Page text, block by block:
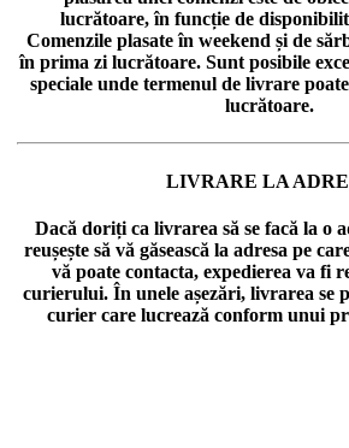
lucrătoare, în funcție de
Comenzile plasate în weekend și de
în prima zi lucrătoare. Sunt posibile
speciale unde termenul de livrare
lucrătoare.
LIVRARE LA
Dacă doriți ca livrarea să se facă la o
reușește să vă găsească la adresa pe
vă poate contacta, expedierea va fi
curierului. În unele așezări, livrarea se
curier care lucrează conform unui